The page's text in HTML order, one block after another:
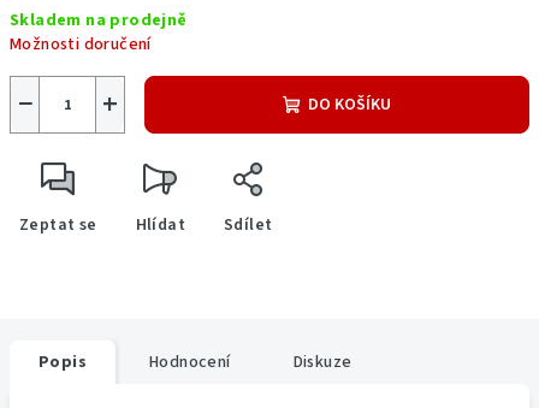
cena:
Skladem na prodejně
Možnosti doručení
+
− DO KOŠÍKU
Zeptat se Hlídat Sdílet
Popis Hodnocení Diskuze